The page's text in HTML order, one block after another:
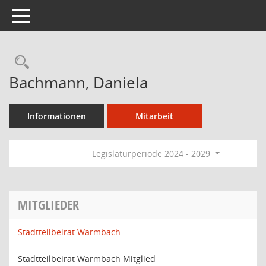
Toggle navigation
Rechercheauswahl
Bachmann, Daniela
Informationen Mitarbeit
Legislaturperiode 2024 - 2029
MITGLIEDER
Stadtteilbeirat Warmbach
Stadtteilbeirat Warmbach Mitglied